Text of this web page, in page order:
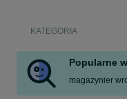
KATEGORIA
Popularne
magazynier